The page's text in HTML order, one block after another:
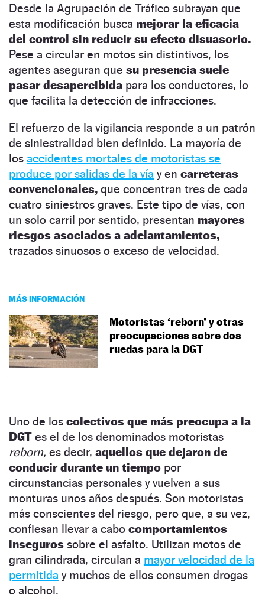
Desde la Agrupación de Tráfico subrayan que
esta modificación busca mejorar la eficacia
del control sin reducir su efecto disuasorio.
Pese a circular en motos sin distintivos, los
agentes aseguran que su presencia suele
pasar desapercibida para los conductores, lo
que facilita la detección de infracciones.
El refuerzo de la vigilancia responde a un patrón
de siniestralidad bien definido. La mayoría de
los accidentes mortales de motoristas se
produce por salidas de la vía y en carreteras
convencionales, que concentran tres de cada
cuatro siniestros graves. Este tipo de vías, con
un solo carril por sentido, presentan mayores
riesgos asociados a adelantamientos,
trazados sinuosos o exceso de velocidad.
MÁS INFORMACIÓN
Motoristas ‘reborn’ y otras
preocupaciones sobre dos
ruedas para la DGT
Uno de los colectivos que más preocupa a la
DGT es el de los denominados motoristas
reborn, es decir, aquellos que dejaron de
conducir durante un tiempo por
circunstancias personales y vuelven a sus
monturas unos años después. Son motoristas
más conscientes del riesgo, pero que, a su vez,
confiesan llevar a cabo comportamientos
inseguros sobre el asfalto. Utilizan motos de
gran cilindrada, circulan a mayor velocidad de la
permitida y muchos de ellos consumen drogas
o alcohol.